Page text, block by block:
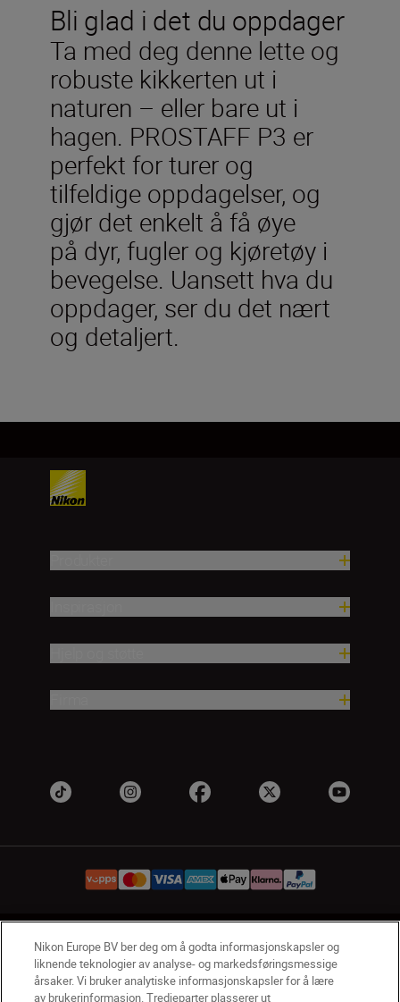
Bli glad i det du oppdager
Ta med deg denne lette og
robuste kikkerten ut i
naturen – eller bare ut i
hagen. PROSTAFF P3 er
perfekt for turer og
tilfeldige oppdagelser, og
gjør det enkelt å få øye
på dyr, fugler og kjøretøy i
bevegelse. Uansett hva du
oppdager, ser du det nært
og detaljert.
NO Nikon Sites
Kontakt oss Personvernerklæring
Bruksvilkår
Vilkår og betingelser for Nikon Store
Nikon Europe BV ber deg om å godta informasjonskapsler og
liknende teknologier av analyse- og markedsføringsmessige
årsaker. Vi bruker analytiske informasjonskapsler for å lære
av brukerinformasjon. Tredjeparter plasserer ut